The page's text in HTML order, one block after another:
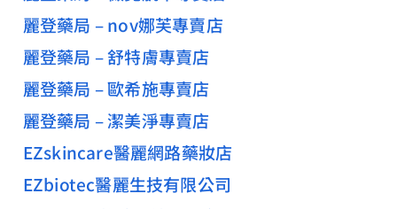
麗登藥局 – nov娜芙專賣店
麗登藥局 – 舒特膚專賣店
麗登藥局 – 歐希施專賣店
麗登藥局 – 潔美淨專賣店
EZskincare醫麗網路藥妝店
EZbiotec醫麗生技有限公司